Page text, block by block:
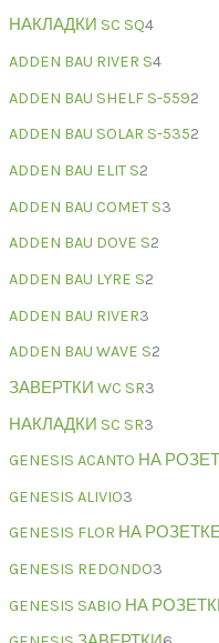
НАКЛАДКИ SC SQ4
ADDEN BAU RIVER S4
ADDEN BAU SHELF S-5592
ADDEN BAU SOLAR S-5352
ADDEN BAU ELIT S2
ADDEN BAU COMET S3
ADDEN BAU DOVE S2
ADDEN BAU LYRE S2
ADDEN BAU RIVER3
ADDEN BAU WAVE S2
ЗАВЕРТКИ WC SR3
НАКЛАДКИ SC SR3
GENESIS ACANTO НА
GENESIS ALIVIO3
GENESIS FLOR НА
GENESIS REDONDO3
GENESIS SABIO НА